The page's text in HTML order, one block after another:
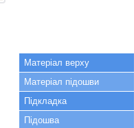
Матеріал верху
Матеріал підошви
Підкладка
Підошва